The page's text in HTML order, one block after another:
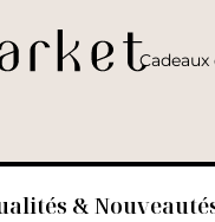
Cadeaux
&